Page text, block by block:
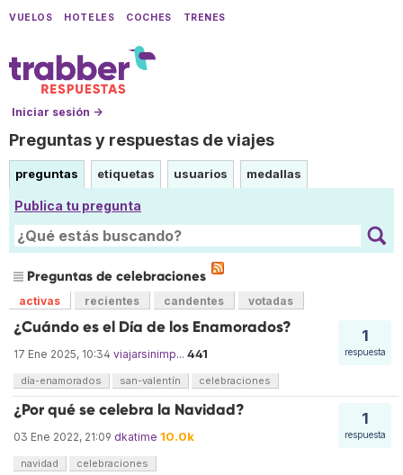
VUELOS HOTELES COCHES TRENES
Iniciar sesión →
Preguntas y respuestas de viajes
preguntas etiquetas usuarios medallas
Publica tu pregunta
Preguntas de celebraciones
activas recientes candentes votadas
1
respuesta
¿Cuándo es el Día de los Enamorados?
17 Ene 2025, 10:34 viajarsinimp... 441
día-enamorados san-valentín celebraciones
1
respuesta
¿Por qué se celebra la Navidad?
03 Ene 2022, 21:09 dkatime 10.0k
navidad celebraciones